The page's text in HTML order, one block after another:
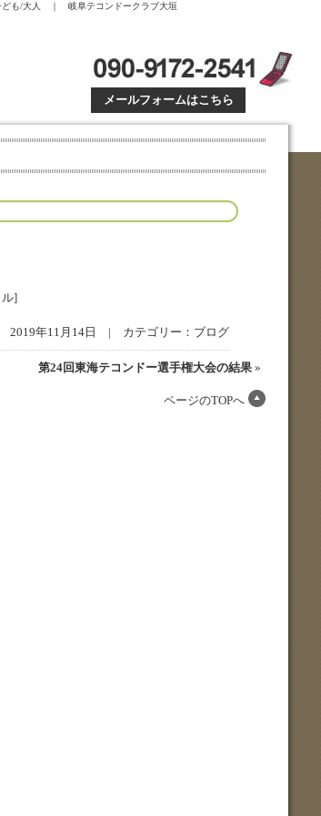
ども/大人 ｜ 岐阜テコンドークラブ大垣
メールフォームはこちら
ル]
2019年11月14日 | カテゴリー： ブログ
第24回東海テコンドー選手権大会の結果 »
ページのTOPへ